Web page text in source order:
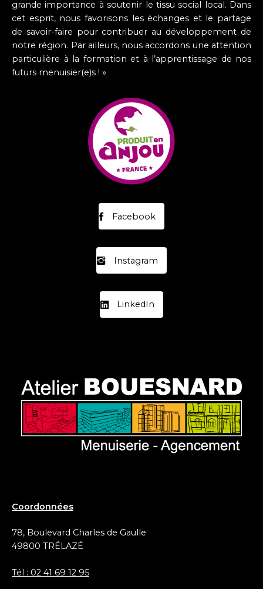
grande importance à soutenir le tissu social local. Dans
cet esprit, nous favorisons les échanges et le partage
de savoir-faire pour contribuer au développement de
notre région. Par ailleurs, nous accordons une attention
particulière à la formation et à l’apprentissage de nos
futurs menuisier(e)s ! »
Facebook
Instagram
LinkedIn
Coordonnées
78, Boulevard Charles de Gaulle
49800 TRÉLAZÉ
Tél : 02 41 69 12 95